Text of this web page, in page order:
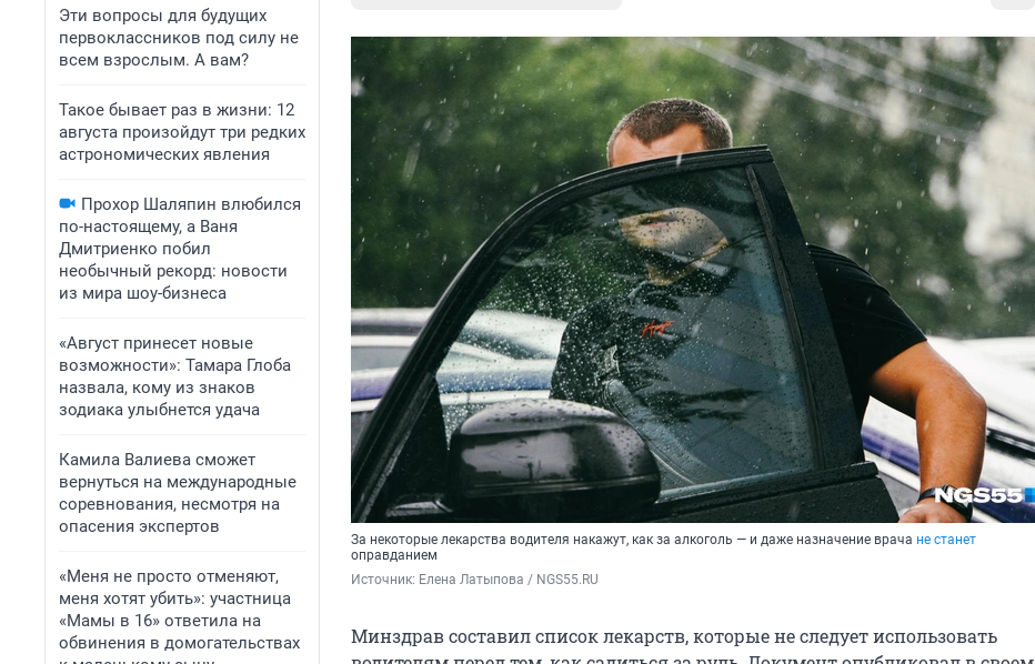
Эти вопросы для будущих
первоклассников под силу не
всем взрослым. А вам?
Такое бывает раз в жизни: 12
августа произойдут три редких
астрономических явления
Прохор Шаляпин влюбился
по-настоящему, а Ваня
Дмитриенко побил
необычный рекорд: новости
из мира шоу-бизнеса
«Август принесет новые
возможности»: Тамара Глоба
назвала, кому из знаков
зодиака улыбнется удача
Камила Валиева сможет
вернуться на международные
соревнования, несмотря на
опасения экспертов
«Меня не просто отменяют,
меня хотят убить»: участница
«Мамы в 16» ответила на
обвинения в домогательствах
За некоторые лекарства водителя накажут, как за алкоголь — и даже назначение врача не станет
оправданием
Источник: Елена Латыпова / NGS55.RU
Минздрав составил список лекарств, которые не следует использовать